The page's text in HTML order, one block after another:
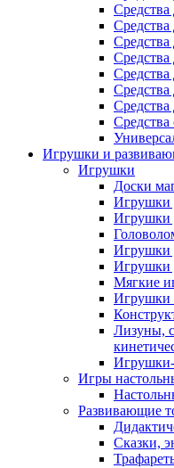
Средства
Средства
Средства
Средства
Средства
Средства
Игрушки и
Игрушки
Доски
Игрушки
Игрушки
Игрушки
Игрушки
Мягкие
Игрушки
Лизуны,
Игрушки-
Игры
Развивающие
Сказки,